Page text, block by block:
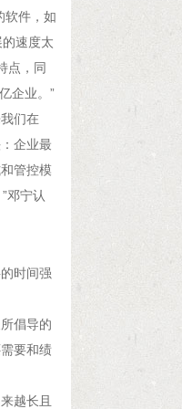
软件，如
速度太
点，同
企业。”
们在
企业最
管控模
邓宁认
时间强
倡导的
要和绩
越长且